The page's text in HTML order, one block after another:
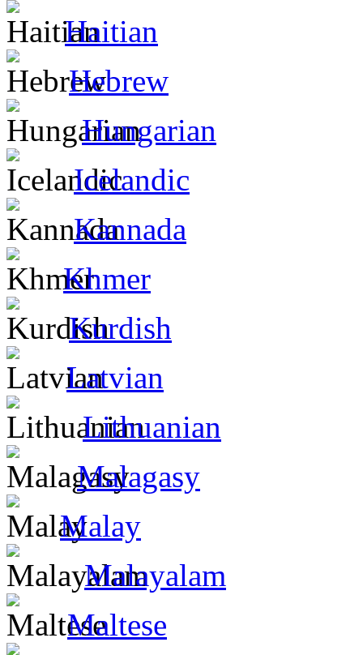
Haitian
Hebrew
Hungarian
Icelandic
Kannada
Khmer
Kurdish
Latvian
Lithuanian
Malagasy
Malay
Malayalam
Maltese